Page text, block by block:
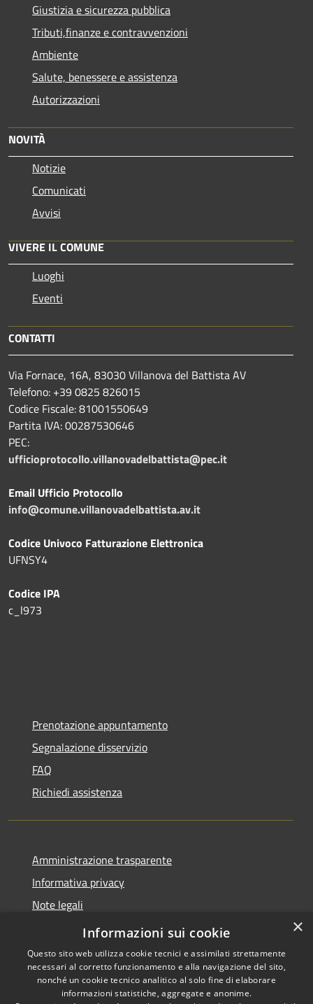
Giustizia e sicurezza pubblica
Tributi,finanze e contravvenzioni
Ambiente
Salute, benessere e assistenza
Autorizzazioni
NOVITÀ
Notizie
Comunicati
Avvisi
VIVERE IL COMUNE
Luoghi
Eventi
CONTATTI
Via Fornace, 16A, 83030 Villanova del Battista AV
Telefono: +39 0825 826015
Codice Fiscale: 81001550649
Partita IVA: 00287530646
PEC:
ufficioprotocollo.villanovadelbattista@pec.it
Email Ufficio Protocollo
info@comune.villanovadelbattista.av.it
Codice Univoco Fatturazione Elettronica
UFNSY4
Codice IPA
c_l973
Prenotazione appuntamento
Segnalazione disservizio
FAQ
Richiedi assistenza
Amministrazione trasparente
Informativa privacy
Note legali
Dichiarazione di accessibilità
Copyright © 2026 • Comune di
×
Informazioni sui cookie
Questo sito web utilizza cookie tecnici e assimilati strettamente
necessari al corretto funzionamento e alla navigazione del sito,
nonché un cookie tecnico analitico al solo fine di elaborare
informazioni statistiche, aggregate e anonime.